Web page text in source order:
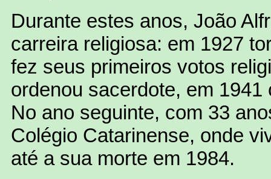
Durante estes anos, João
carreira religiosa: em 1927
fez seus primeiros votos
ordenou sacerdote, em
No ano seguinte, com 33
Colégio Catarinense, onde
até a sua morte em 1984.